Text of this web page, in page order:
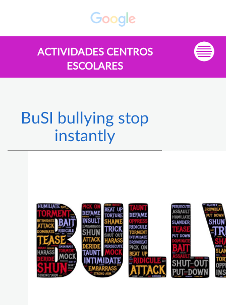
ACTIVIDADES CENTROS
ESCOLARES
BuSI bullying stop
instantly